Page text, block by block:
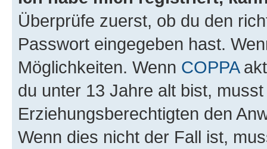
Überprüfe zuerst, ob du den
Passwort eingegeben hast.
Möglichkeiten. Wenn COPPA
du unter 13 Jahre alt bist,
Erziehungsberechtigten den
Wenn dies nicht der Fall ist,